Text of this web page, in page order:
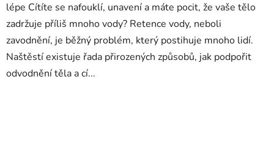
lépe Cítíte se nafouklí, unavení a máte pocit, že vaše tělo
zadržuje příliš mnoho vody? Retence vody, neboli
zavodnění, je běžný problém, který postihuje mnoho lidí.
Naštěstí existuje řada přirozených způsobů, jak podpořit
odvodnění těla a cí...